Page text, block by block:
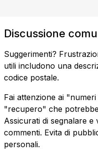
Discussione
Suggerimenti?
utili includono una
codice postale.
Fai attenzione ai
"recupero" che
Assicurati di segnalare e
commenti. Evita di
personali.